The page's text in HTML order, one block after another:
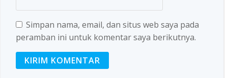
Simpan nama, email, dan situs web saya pada
peramban ini untuk komentar saya berikutnya.